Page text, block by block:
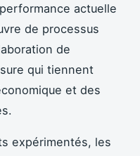
actuelle
de processus
de
qui tiennent
et des
expérimentés, les